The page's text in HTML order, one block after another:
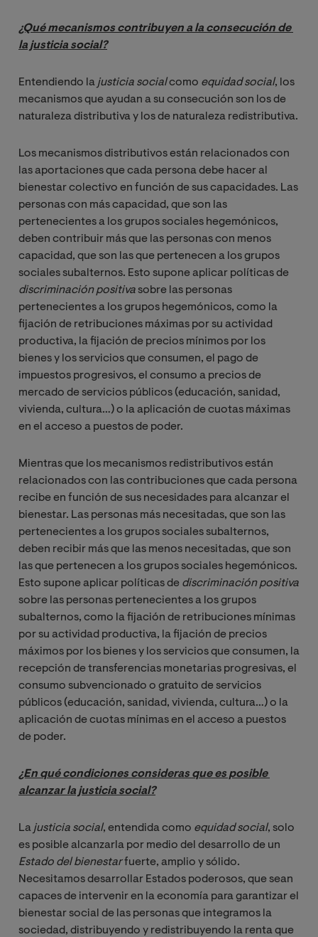
¿Qué mecanismos contribuyen a la consecución de
la justicia social?
Entendiendo la justicia socialcomo equidad social, los
mecanismos que ayudan a su consecución son los de
naturaleza distributiva y los de naturaleza redistributiva.
Los mecanismos distributivos están relacionados con
las aportaciones que cada persona debe hacer al
bienestar colectivo en función de sus capacidades. Las
personas con más capacidad, que son las
pertenecientes a los grupos sociales hegemónicos,
deben contribuir más que las personas con menos
capacidad, que son las que pertenecen a los grupos
sociales subalternos. Esto supone aplicar políticas de
discriminación positivasobre las personas
pertenecientes a los grupos hegemónicos, como la
fijación de retribuciones máximas por su actividad
productiva, la fijación de precios mínimos por los
bienes y los servicios que consumen, el pago de
impuestos progresivos, el consumo a precios de
mercado de servicios públicos (educación, sanidad,
vivienda, cultura…) o la aplicación de cuotas máximas
en el acceso a puestos de poder.
Mientras que los mecanismos redistributivos están
relacionados con las contribuciones que cada persona
recibe en función de sus necesidades para alcanzar el
bienestar. Las personas más necesitadas, que son las
pertenecientes a los grupos sociales subalternos,
deben recibir más que las menos necesitadas, que son
las que pertenecen a los grupos sociales hegemónicos.
Esto supone aplicar políticas de discriminación positiva
sobre las personas pertenecientes a los grupos
subalternos, como la fijación de retribuciones mínimas
por su actividad productiva, la fijación de precios
máximos por los bienes y los servicios que consumen, la
recepción de transferencias monetarias progresivas, el
consumo subvencionado o gratuito de servicios
públicos (educación, sanidad, vivienda, cultura…) o la
aplicación de cuotas mínimas en el acceso a puestos
de poder.
¿En qué condiciones consideras que es posible
alcanzar la justicia social?
La justicia social, entendida como equidad social, solo
es posible alcanzarla por medio del desarrollo de un
Estado del bienestarfuerte, amplio y sólido.
Necesitamos desarrollar Estados poderosos, que sean
capaces de intervenir en la economía para garantizar el
bienestar social de las personas que integramos la
sociedad, distribuyendo y redistribuyendo la renta que